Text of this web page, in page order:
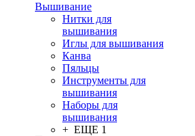
Вышивание
Нитки для
вышивания
Иглы для вышивания
Канва
Пяльцы
Инструменты для
вышивания
Наборы для
вышивания
+ ЕЩЕ 1